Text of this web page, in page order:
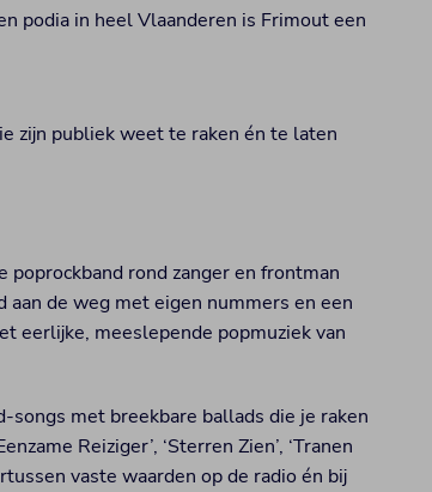
podia in heel Vlaanderen is Frimout een
zijn publiek weet te raken én te laten
rond zanger en frontman
de weg met eigen nummers en een
eerlijke, meeslepende popmuziek van
met breekbare ballads die je raken
Reiziger’, ‘Sterren Zien’, ‘Tranen
vaste waarden op de radio én bij